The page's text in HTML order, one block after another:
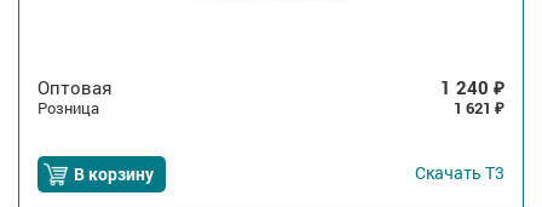
Оптовая 1 240 ₽
Розница 1 621 ₽
В корзину Скачать Т3